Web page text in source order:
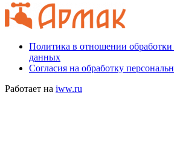
Политика в отношении
данных
Согласия на обработку
Работает на iww.ru